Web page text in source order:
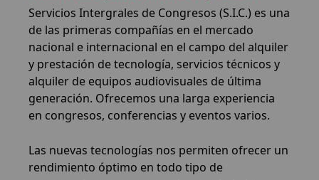
Servicios Intergrales de Congresos (S.I.C.) es una
de las primeras compañías en el mercado
nacional e internacional en el campo del alquiler
y prestación de tecnología, servicios técnicos y
alquiler de equipos audiovisuales de última
generación. Ofrecemos una larga experiencia
en congresos, conferencias y eventos varios.
Las nuevas tecnologías nos permiten ofrecer un
rendimiento óptimo en todo tipo de